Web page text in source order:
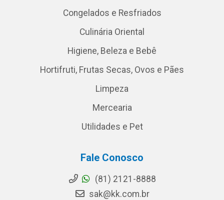
Congelados e Resfriados
Culinária Oriental
Higiene, Beleza e Bebê
Hortifruti, Frutas Secas, Ovos e Pães
Limpeza
Mercearia
Utilidades e Pet
Fale Conosco
(81) 2121-8888
sak@kk.com.br